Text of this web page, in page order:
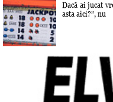
Dacă ai jucat
asta aici?”, nu